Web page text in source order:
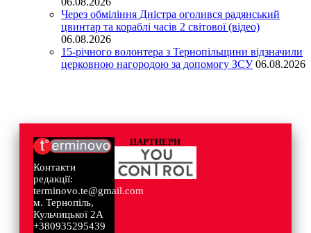
Через обміління Дністра оголився радянський
цвинтар та кораблі часів 2 світової (відео)
06.08.2026
15-річного волонтера з Тернопільщини відзначили
церковною нагородою за допомогу ЗСУ 06.08.2026
Контакти
редакції:
terminovo.te@gmail.com
м. Тернопіль,
Кульчицької 2А
+380935295439
ПАРТНЕРИ